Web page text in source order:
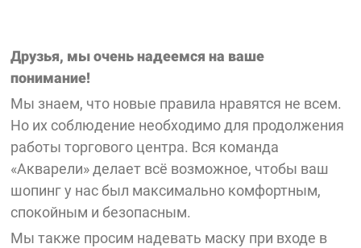
Друзья, мы очень надеемся на ваше
понимание!
Мы знаем, что новые правила нравятся не всем.
Но их соблюдение необходимо для продолжения
работы торгового центра. Вся команда
«Акварели» делает всё возможное, чтобы ваш
шопинг у нас был максимально комфортным,
спокойным и безопасным.
Мы также просим надевать маску при входе в